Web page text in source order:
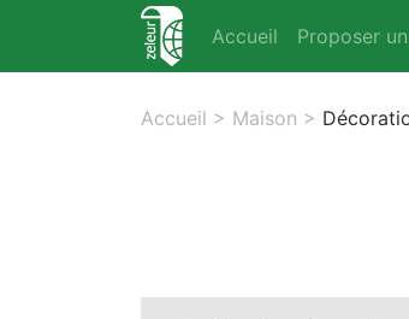
Accueil Proposer
Accueil > Maison >